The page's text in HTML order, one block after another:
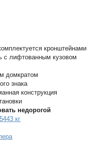
кронштейнами
с лифтованным кузовом
домкратом
знака
конструкция
недорогой
кг